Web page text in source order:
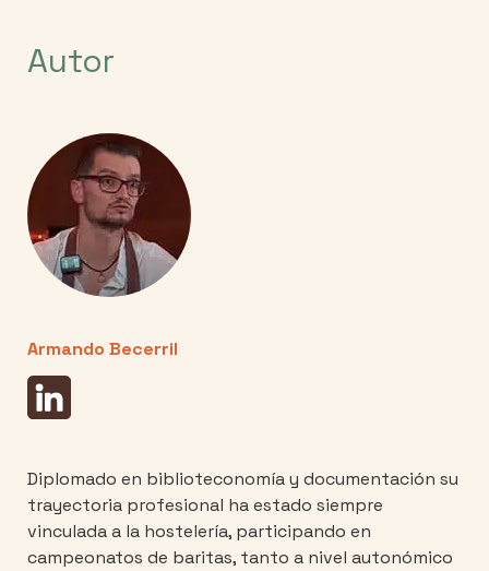
Autor
Armando Becerril
Diplomado en biblioteconomía y documentación su
trayectoria profesional ha estado siempre
vinculada a la hostelería, participando en
campeonatos de baritas, tanto a nivel autonómico